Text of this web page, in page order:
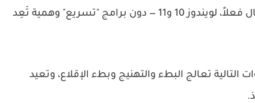
أبسط الحلول المجانية إلى الترقيات التي تستحق المال فعلاً، لويندوز 10 و11 — دون برامج "تسريع" وهمية تَعِد
تعالج البطء والتهنيج وبطء الإقلاع، وتعيد